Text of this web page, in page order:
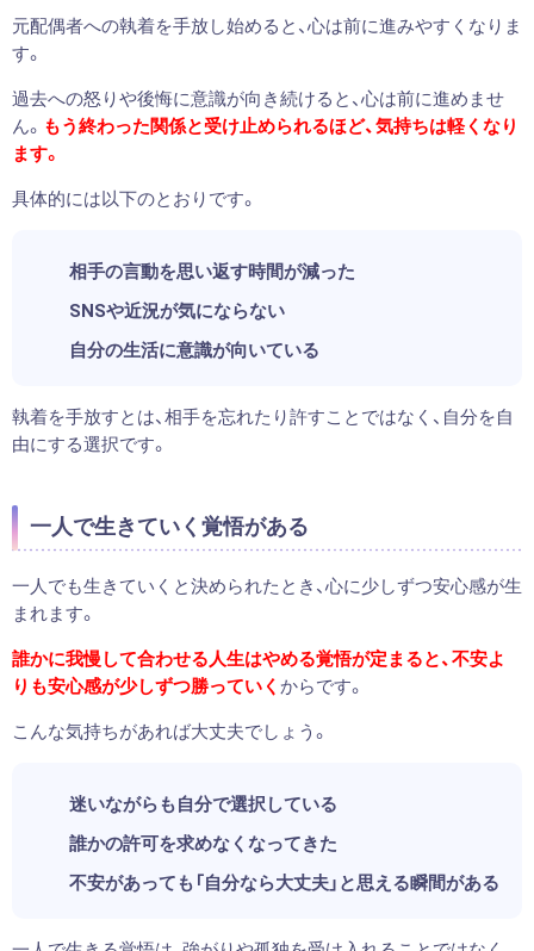
元配偶者への執着を手放し始めると、心は前に進みやすくなりま
す。
過去への怒りや後悔に意識が向き続けると、心は前に進めませ
ん。 もう終わった関係と受け止められるほど、気持ちは軽くなり
ます。
具体的には以下のとおりです。
相手の言動を思い返す時間が減った
SNSや近況が気にならない
自分の生活に意識が向いている
執着を手放すとは、相手を忘れたり許すことではなく、自分を自
由にする選択です。
一人で生きていく覚悟がある
一人でも生きていくと決められたとき、心に少しずつ安心感が生
まれます。
誰かに我慢して合わせる人生はやめる覚悟が定まると、不安よ
りも安心感が少しずつ勝っていくからです。
こんな気持ちがあれば大丈夫でしょう。
迷いながらも自分で選択している
誰かの許可を求めなくなってきた
不安があっても「自分なら大丈夫」と思える瞬間がある